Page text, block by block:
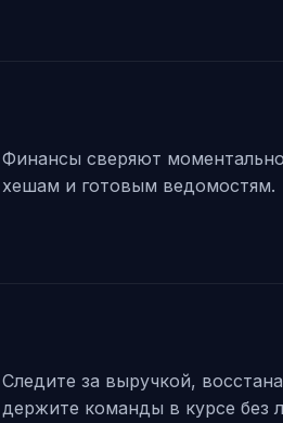
Финансы сверяют
хешам и готовым ведомостям.
Следите за выручкой,
держите команды в курсе без